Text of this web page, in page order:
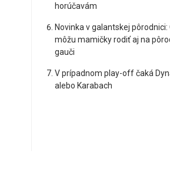
horúčavám
Novinka v galantskej pôrodnici:
môžu mamičky rodiť aj na
gauči
V prípadnom play-off čaká
alebo Karabach